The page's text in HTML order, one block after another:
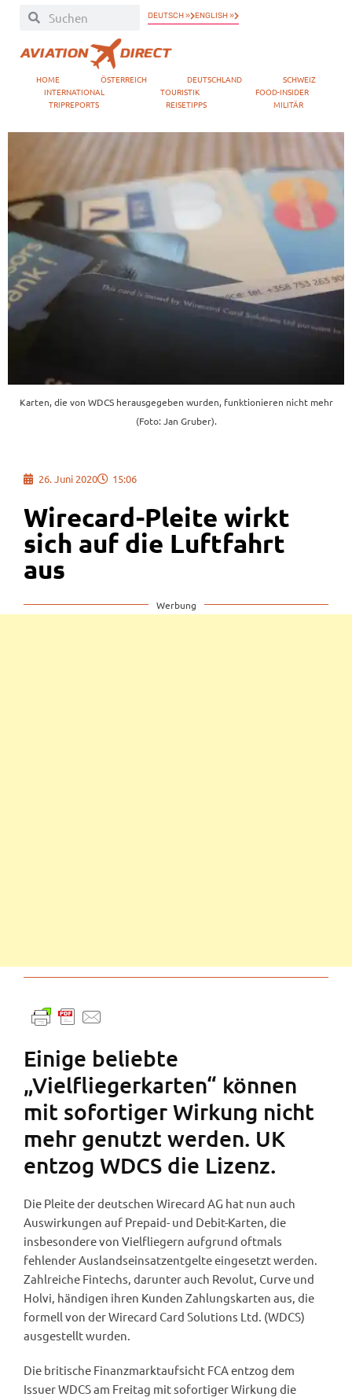
DEUTSCH » ENGLISH »
HOME ÖSTERREICH DEUTSCHLAND
SCHWEIZ
INTERNATIONAL
TOURISTIK
FOOD-INSIDER
TRIPREPORTS
REISETIPPS MILITÄR
Karten, die von WDCS herausgegeben wurden, funktionieren nicht mehr
(Foto: Jan Gruber).
26. Juni 2020 15:06
Wirecard-Pleite wirkt
sich auf die Luftfahrt
aus
Werbung
Einige beliebte
„Vielfliegerkarten“ können
mit sofortiger Wirkung nicht
mehr genutzt werden. UK
entzog WDCS die Lizenz.
Die Pleite der deutschen Wirecard AG hat nun auch
Auswirkungen auf Prepaid- und Debit-Karten, die
insbesondere von Vielfliegern aufgrund oftmals
fehlender Auslandseinsatzentgelte eingesetzt werden.
Zahlreiche Fintechs, darunter auch Revolut, Curve und
Holvi, händigen ihren Kunden Zahlungskarten aus, die
formell von der Wirecard Card Solutions Ltd. (WDCS)
ausgestellt wurden.
Die britische Finanzmarktaufsicht FCA entzog dem
Issuer WDCS am Freitag mit sofortiger Wirkung die